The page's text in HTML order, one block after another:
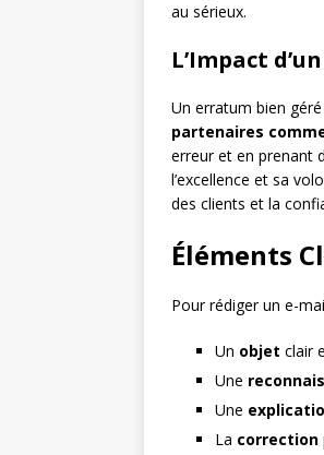
au sérieux.
L’Impact
Un erratum bien
partenaires
erreur et en prenant
l’excellence et sa
des clients et la
Éléments
Pour rédiger un e-
Un objet clair
Une
Une
La correction